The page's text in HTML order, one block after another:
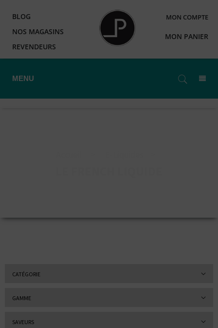
BLOG
NOS MAGASINS
REVENDEURS
MON COMPTE
MON PANIER
MENU
CATÉGORIE
GAMME
SAVEURS